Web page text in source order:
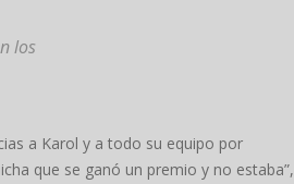
los
a Karol y a todo su equipo por
que se ganó un premio y no estaba”,